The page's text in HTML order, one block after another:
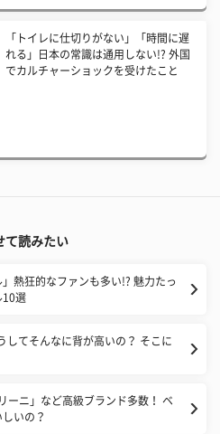
「トイレに仕切りがない」「時間に遅
れる」日本の常識は通用しない!? 外国
でカルチャーショックを受けたこと
て読みたい
熱狂的なファンも多い!? 魅力たっ
10選
してそんなに背が高いの？ そこに
ーニ」など高級ブランド多数！ ベ
いの？